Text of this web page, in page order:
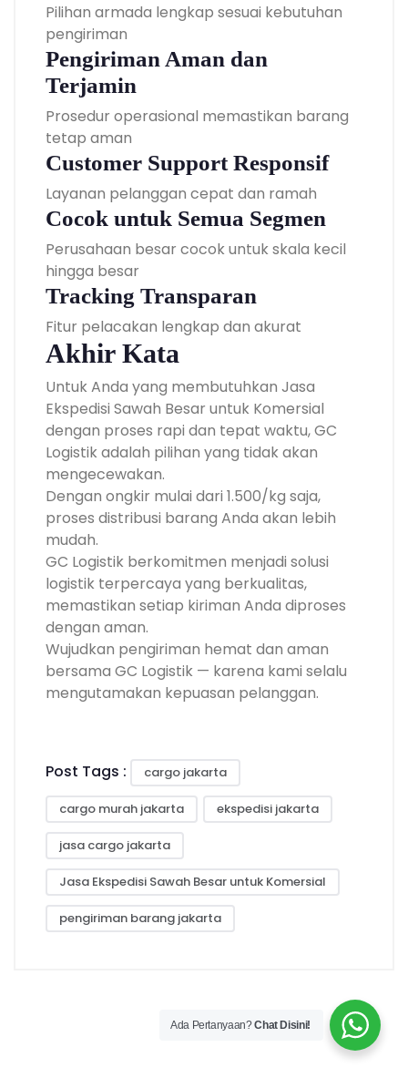
Pilihan armada lengkap sesuai kebutuhan
pengiriman
Pengiriman Aman dan
Terjamin
Prosedur operasional memastikan barang
tetap aman
Customer Support Responsif
Layanan pelanggan cepat dan ramah
Cocok untuk Semua Segmen
Perusahaan besar cocok untuk skala kecil
hingga besar
Tracking Transparan
Fitur pelacakan lengkap dan akurat
Akhir Kata
Untuk Anda yang membutuhkan Jasa
Ekspedisi Sawah Besar untuk Komersial
dengan proses rapi dan tepat waktu, GC
Logistik adalah pilihan yang tidak akan
mengecewakan.
Dengan ongkir mulai dari 1.500/kg saja,
proses distribusi barang Anda akan lebih
mudah.
GC Logistik berkomitmen menjadi solusi
logistik terpercaya yang berkualitas,
memastikan setiap kiriman Anda diproses
dengan aman.
Wujudkan pengiriman hemat dan aman
bersama GC Logistik — karena kami selalu
mengutamakan kepuasan pelanggan.
Post Tags : cargo jakarta
cargo murah jakarta ekspedisi jakarta
jasa cargo jakarta
Jasa Ekspedisi Sawah Besar untuk Komersial
pengiriman barang jakarta
Ada Pertanyaan?Chat Disini!